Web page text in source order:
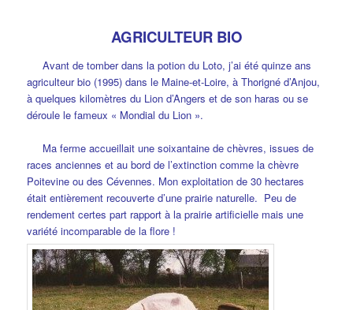
AGRICULTEUR BIO
Avant de tomber dans la potion du Loto, j’ai été quinze ans
agriculteur bio (1995) dans le Maine-et-Loire, à Thorigné d’Anjou,
à quelques kilomètres du Lion d’Angers et de son haras ou se
déroule le fameux « Mondial du Lion ».
Ma ferme accueillait une soixantaine de chèvres, issues de
races anciennes et au bord de l’extinction comme la chèvre
Poitevine ou des Cévennes. Mon exploitation de 30 hectares
était entièrement recouverte d’une prairie naturelle. Peu de
rendement certes part rapport à la prairie artificielle mais une
variété incomparable de la flore !